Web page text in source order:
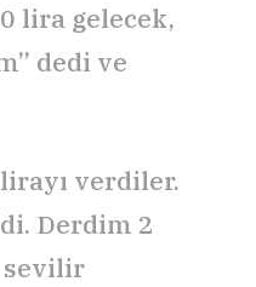
lira gelecek,
dedi ve
verdiler.
Derdim 2
sevilir